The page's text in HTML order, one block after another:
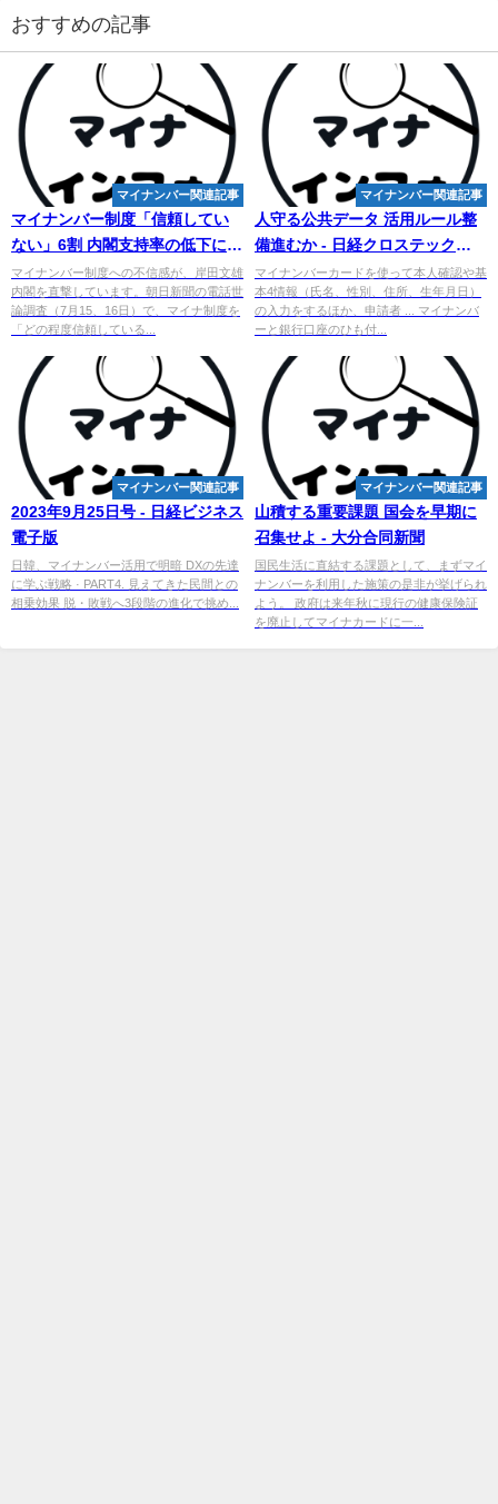
おすすめの記事
マイナンバー関連記事
マイナンバー制度「信頼してい
ない」6割 内閣支持率の低下に影
響？ - withnews
マイナンバー制度への不信感が、岸田文雄
内閣を直撃しています。朝日新聞の電話世
論調査（7月15、16日）で、マイナ制度を
「どの程度信頼している...
マイナンバー関連記事
人守る公共データ 活用ルール整
備進むか - 日経クロステック
（xTECH）
マイナンバーカードを使って本人確認や基
本4情報（氏名、性別、住所、生年月日）
の入力をするほか、申請者 ... マイナンバ
ーと銀行口座のひも付...
マイナンバー関連記事
2023年9月25日号 - 日経ビジネス
電子版
日韓、マイナンバー活用で明暗 DXの先達
に学ぶ戦略 · PART4. 見えてきた民間との
相乗効果 脱・敗戦へ3段階の進化で挑め...
マイナンバー関連記事
山積する重要課題 国会を早期に
召集せよ - 大分合同新聞
国民生活に直結する課題として、まずマイ
ナンバーを利用した施策の是非が挙げられ
よう。 政府は来年秋に現行の健康保険証
を廃止してマイナカードに一...